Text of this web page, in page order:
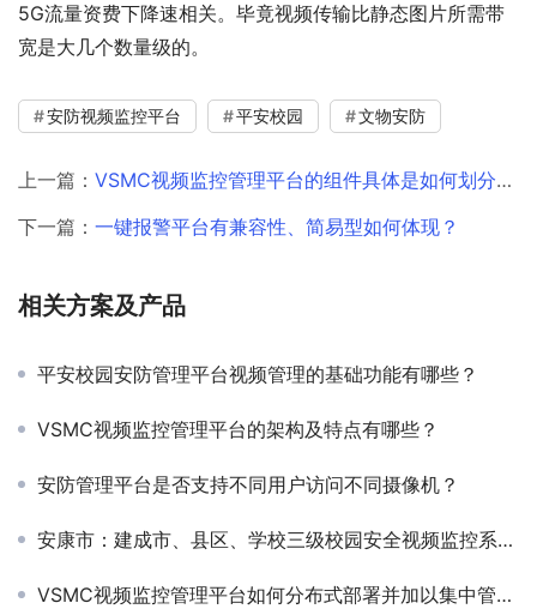
5G流量资费下降速相关。毕竟视频传输比静态图片所需带
宽是大几个数量级的。
安防视频监控平台 平安校园 文物安防
上一篇： VSMC视频监控管理平台的组件具体是如何划分的？
下一篇： 一键报警平台有兼容性、简易型如何体现？
相关方案及产品
平安校园安防管理平台视频管理的基础功能有哪些？
VSMC视频监控管理平台的架构及特点有哪些？
安防管理平台是否支持不同用户访问不同摄像机？
安康市：建成市、县区、学校三级校园安全视频监控系统平台
VSMC视频监控管理平台如何分布式部署并加以集中管理？